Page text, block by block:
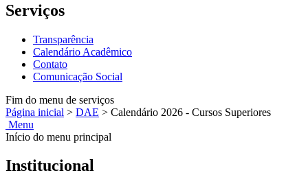
Serviços
Transparência
Calendário Acadêmico
Contato
Comunicação Social
Fim do menu de serviços
Página inicial > DAE > Calendário 2026 - Cursos Superiores
Menu
Início do menu principal
Institucional